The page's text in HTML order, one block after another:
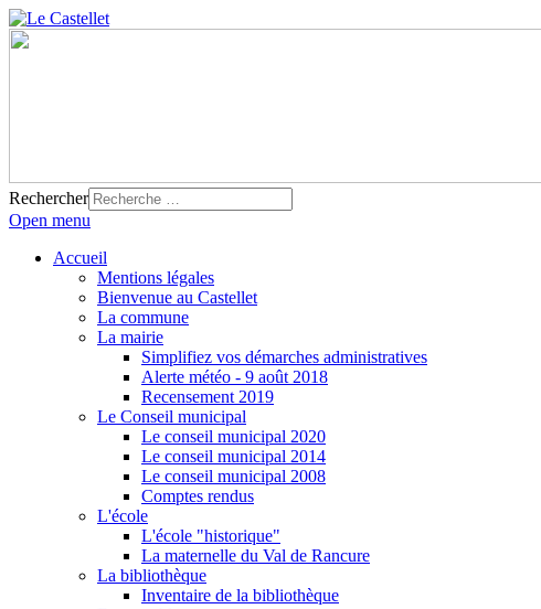
Rechercher
Open menu
Accueil
Mentions légales
Bienvenue au Castellet
La commune
La mairie
Simplifiez vos démarches administratives
Alerte météo - 9 août 2018
Recensement 2019
Le Conseil municipal
Le conseil municipal 2020
Le conseil municipal 2014
Le conseil municipal 2008
Comptes rendus
L'école
L'école "historique"
La maternelle du Val de Rancure
La bibliothèque
Inventaire de la bibliothèque